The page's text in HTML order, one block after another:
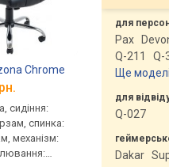
Chrome
сидіння:
спинка:
механізм:
Nowy Styl
для керівника,
51x49 см,
спинка: 69.5 см,
шкірзам,
для
Pax
Q-211
Q-
Ще моделі
для
Q-027
Dakar